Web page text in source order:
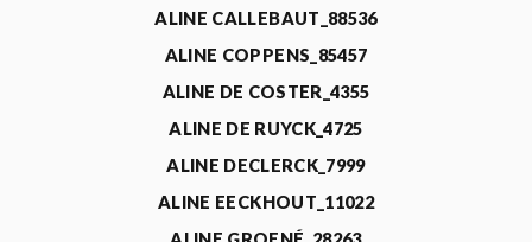
ALINE CALLEBAUT_88536
ALINE COPPENS_85457
ALINE DE COSTER_4355
ALINE DE RUYCK_4725
ALINE DECLERCK_7999
ALINE EECKHOUT_11022